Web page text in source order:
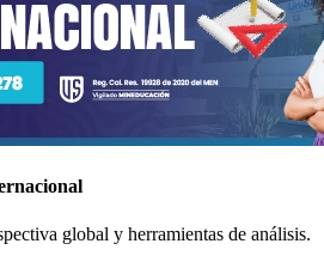
global y herramientas de análisis.